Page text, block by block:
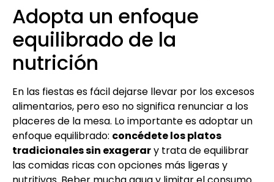
Adopta un enfoque
equilibrado de la
nutrición
En las fiestas es fácil dejarse llevar por los excesos
alimentarios, pero eso no significa renunciar a los
placeres de la mesa. Lo importante es adoptar un
enfoque equilibrado: concédete los platos
tradicionales sin exagerary trata de equilibrar
las comidas ricas con opciones más ligeras y